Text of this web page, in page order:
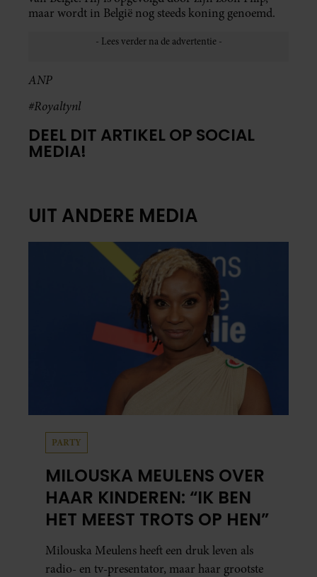
maar wordt in België nog steeds koning genoemd.
ANP
#Royaltynl
DEEL DIT ARTIKEL OP SOCIAL
MEDIA!
UIT ANDERE MEDIA
PARTY
MILOUSKA MEULENS OVER
HAAR KINDEREN: “IK BEN
HET MEEST TROTS OP HEN”
Milouska Meulens heeft een druk leven als
radio- en tv-presentator, maar haar grootste